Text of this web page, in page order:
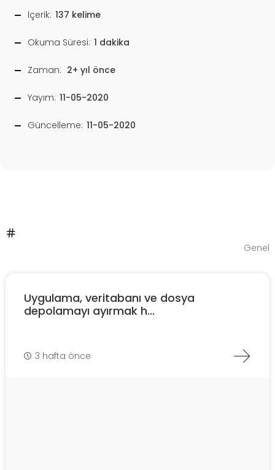
İçerik: 137 kelime
Okuma Süresi: 1 dakika
Zaman: 2+ yıl önce
Yayım: 11-05-2020
Güncelleme: 11-05-2020
Genel
Uygulama, veritabanı ve dosya
depolamayı ayırmak h...
3 hafta önce